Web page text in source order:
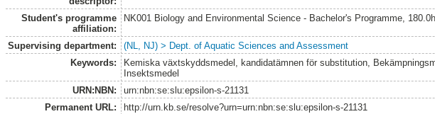
Student's programme
affiliation:
NK001 Biology and Environmental Science - Bachelor's Programme,
Supervising department:
(NL, NJ) > Dept. of Aquatic Sciences and Assessment
Keywords:
Kemiska växtskyddsmedel, kandidatämnen för substitution,
Insektsmedel
URN:NBN:
urn:nbn:se:slu:epsilon-s-21131
Permanent URL:
http://urn.kb.se/resolve?urn=urn:nbn:se:slu:epsilon-s-21131